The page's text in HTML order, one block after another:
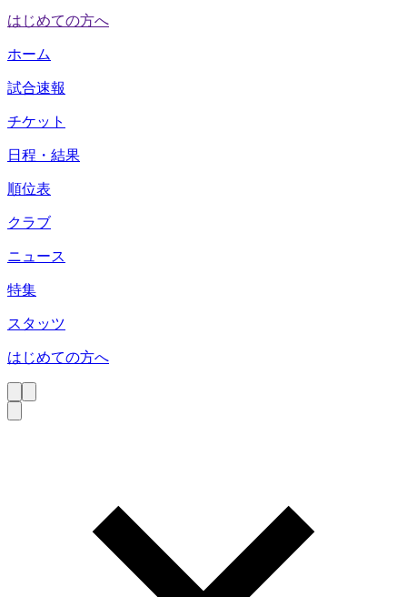
はじめての方へ
ホーム
試合速報
チケット
日程・結果
順位表
クラブ
ニュース
特集
スタッツ
はじめての方へ